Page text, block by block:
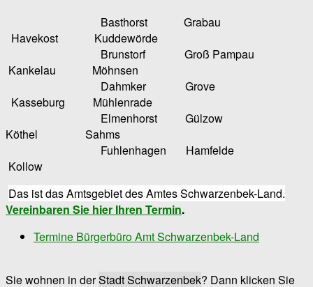
Basthorst Grabau
Havekost Kuddewörde
Brunstorf Groß Pampau
Kankelau Möhnsen
Dahmker Grove
Kasseburg Mühlenrade
Elmenhorst Gülzow
Köthel Sahms
Fuhlenhagen Hamfelde
Kollow
Das ist das Amtsgebiet des Amtes Schwarzenbek-Land.
Vereinbaren Sie hier Ihren Termin.
Termine Bürgerbüro Amt Schwarzenbek-Land
Sie wohnen in derStadt Schwarzenbek? Dann klicken Sie